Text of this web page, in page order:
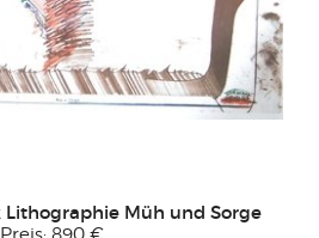
Lithographie Müh und Sorge